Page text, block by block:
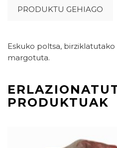
PRODUKTU GEHIAGO
Eskuko poltsa,
margotuta.
PRODUKTUAK